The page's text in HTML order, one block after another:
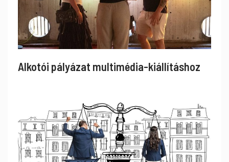
Alkotói pályázat multimédia-kiállításhoz